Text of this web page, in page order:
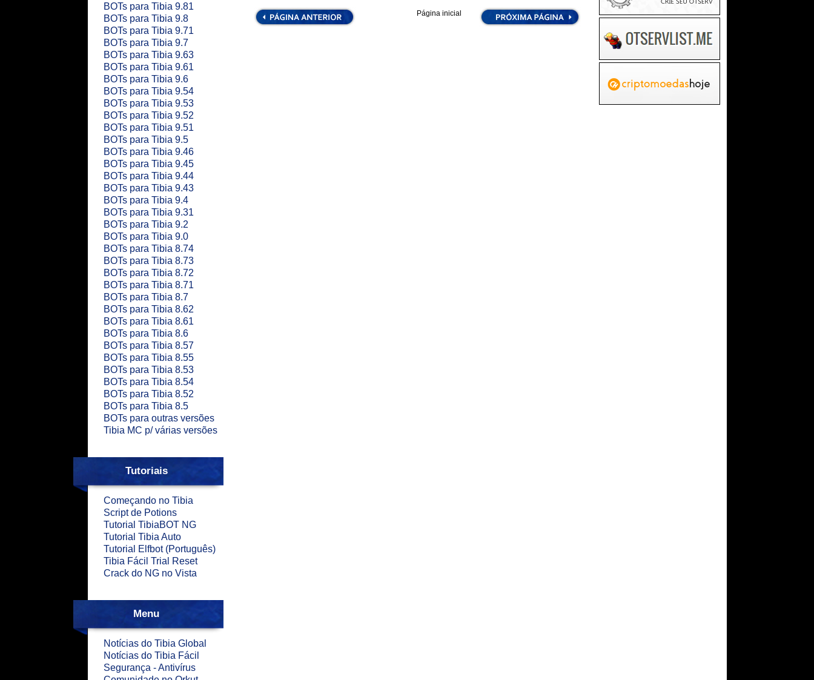
BOTs para Tibia 9.81
BOTs para Tibia 9.8
BOTs para Tibia 9.71
BOTs para Tibia 9.7
BOTs para Tibia 9.63
BOTs para Tibia 9.61
BOTs para Tibia 9.6
BOTs para Tibia 9.54
BOTs para Tibia 9.53
BOTs para Tibia 9.52
BOTs para Tibia 9.51
BOTs para Tibia 9.5
BOTs para Tibia 9.46
BOTs para Tibia 9.45
BOTs para Tibia 9.44
BOTs para Tibia 9.43
BOTs para Tibia 9.4
BOTs para Tibia 9.31
BOTs para Tibia 9.2
BOTs para Tibia 9.0
BOTs para Tibia 8.74
BOTs para Tibia 8.73
BOTs para Tibia 8.72
BOTs para Tibia 8.71
BOTs para Tibia 8.7
BOTs para Tibia 8.62
BOTs para Tibia 8.61
BOTs para Tibia 8.6
BOTs para Tibia 8.57
BOTs para Tibia 8.55
BOTs para Tibia 8.53
BOTs para Tibia 8.54
BOTs para Tibia 8.52
BOTs para Tibia 8.5
BOTs para outras versões
Tibia MC p/ várias versões
Tutoriais
Começando no Tibia
Script de Potions
Tutorial TibiaBOT NG
Tutorial Tibia Auto
Tutorial Elfbot (Português)
Tibia Fácil Trial Reset
Crack do NG no Vista
Menu
Notícias do Tibia Global
Notícias do Tibia Fácil
Segurança - Antivírus
Página inicial